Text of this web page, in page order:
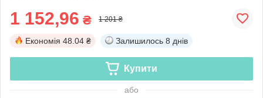
1 152,96 ₴ 1 201 ₴
Економія 48.04 ₴ Залишилось 8 днів
Купити
або